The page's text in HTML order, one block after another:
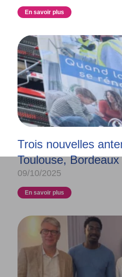
En savoir plus
Trois nouvelles
Toulouse,
09/10/2025
En savoir plus